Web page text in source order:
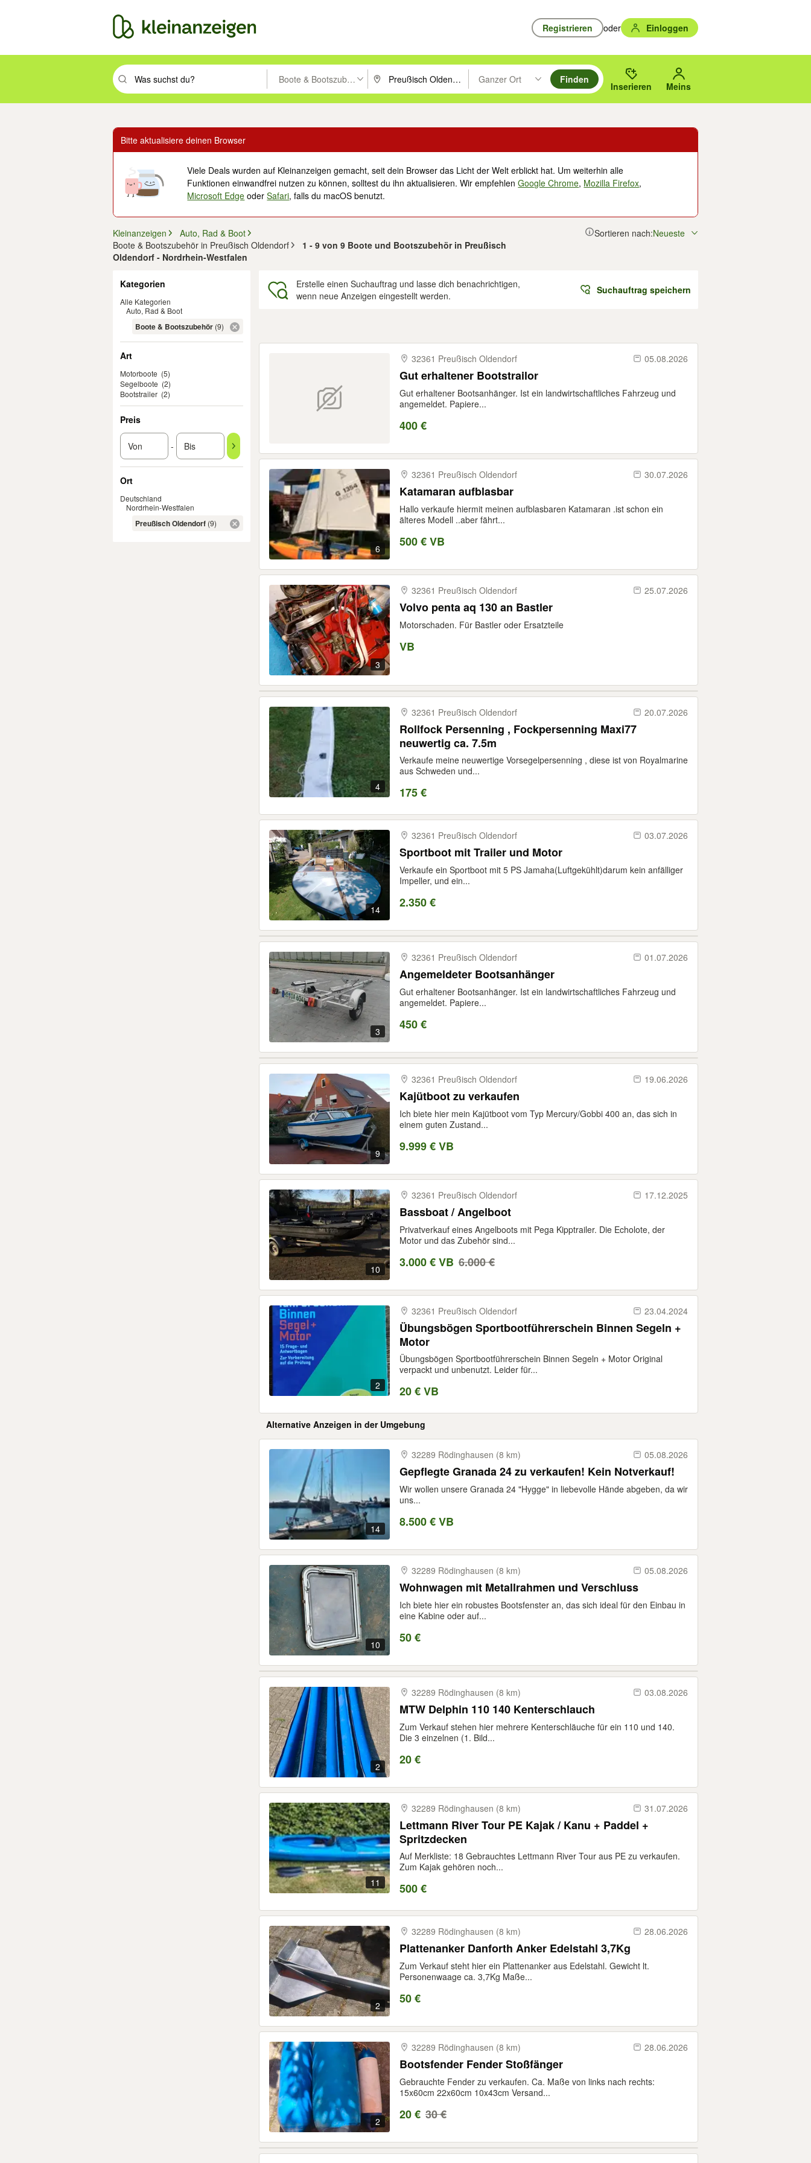
Registrieren oder Einloggen
Suchbegriff eingeben. Eingabetaste drücken um zu suchen, oder Vorschläge mit den Pfeiltasten nach oben/unten durchsuchen und mit Eingabetaste auswählen.
Boote & Bootszubehör PLZ oder Ort eingeben. Eingabetaste drücken um zu suchen, oder Vorschläge mit den Pfeiltasten nach oben/
Ganzer Ort
Suche im Umkreis des gewählten Orts oder PLZ.
Finden
Inserieren Meins
Bitte aktualisiere deinen Browser
Viele Deals wurden auf Kleinanzeigen gemacht, seit dein Browser das Licht der Welt erblickt hat. Um weiterhin alle
Funktionen einwandfrei nutzen zu können, solltest du ihn aktualisieren. Wir empfehlenGoogle Chrome, Mozilla Firefox,
Microsoft Edge oderSafari, falls du macOS benutzt.
Kleinanzeigen
Auto, Rad & Boot
Boote & Bootszubehör in Preußisch Oldendorf
1 - 9 von 9 Boote und Bootszubehör in Preußisch
Oldendorf - Nordrhein-Westfalen
Sortieren nach:Neueste
Kategorien
Alle Kategorien
Auto, Rad & Boot
Boote & Bootszubehör (9)
Art
Motorboote (5)
Segelboote (2)
Bootstrailer (2)
Preis
-
Ort
Deutschland
Nordrhein-Westfalen
Preußisch Oldendorf (9)
Erstelle einen Suchauftrag und lasse dich benachrichtigen,
wenn neue Anzeigen eingestellt werden.
Suchauftrag speichern
32361 Preußisch Oldendorf
05.08.2026
Gut erhaltener Bootstrailor
Gut erhaltener Bootsanhänger. Ist ein landwirtschaftliches Fahrzeug und
angemeldet. Papiere...
400 €
6
32361 Preußisch Oldendorf 30.07.2026
Katamaran aufblasbar
Hallo verkaufe hiermit meinen aufblasbaren Katamaran .ist schon ein
älteres Modell ..aber fährt...
500 € VB
3
32361 Preußisch Oldendorf 25.07.2026
Volvo penta aq 130 an Bastler
Motorschaden. Für Bastler oder Ersatzteile
VB
4
32361 Preußisch Oldendorf 20.07.2026
Rollfock Persenning , Fockpersenning Maxi77
neuwertig ca. 7.5m
Verkaufe meine neuwertige Vorsegelpersenning , diese ist von Royalmarine
aus Schweden und...
175 €
14
32361 Preußisch Oldendorf 03.07.2026
Sportboot mit Trailer und Motor
Verkaufe ein Sportboot mit 5 PS Jamaha(Luftgekühlt)darum kein anfälliger
Impeller, und ein...
2.350 €
3
32361 Preußisch Oldendorf 01.07.2026
Angemeldeter Bootsanhänger
Gut erhaltener Bootsanhänger. Ist ein landwirtschaftliches Fahrzeug und
angemeldet. Papiere...
450 €
9
32361 Preußisch Oldendorf 19.06.2026
Kajütboot zu verkaufen
Ich biete hier mein Kajütboot vom Typ Mercury/Gobbi 400 an, das sich in
einem guten Zustand...
9.999 € VB
10
32361 Preußisch Oldendorf 17.12.2025
Bassboat / Angelboot
Privatverkauf eines Angelboots mit Pega Kipptrailer. Die Echolote, der
Motor und das Zubehör sind...
3.000 € VB 6.000 €
2
32361 Preußisch Oldendorf 23.04.2024
Übungsbögen Sportbootführerschein Binnen Segeln +
Motor
Übungsbögen Sportbootführerschein Binnen Segeln + Motor Original
verpackt und unbenutzt. Leider für...
20 € VB
Alternative Anzeigen in der Umgebung
14
32289 Rödinghausen (8 km) 05.08.2026
Gepflegte Granada 24 zu verkaufen! Kein Notverkauf!
Wir wollen unsere Granada 24 "Hygge" in liebevolle Hände abgeben, da wir
uns...
8.500 € VB
10
32289 Rödinghausen (8 km) 05.08.2026
Wohnwagen mit Metallrahmen und Verschluss
Ich biete hier ein robustes Bootsfenster an, das sich ideal für den Einbau in
eine Kabine oder auf...
50 €
2
32289 Rödinghausen (8 km) 03.08.2026
MTW Delphin 110 140 Kenterschlauch
Zum Verkauf stehen hier mehrere Kenterschläuche für ein 110 und 140.
Die 3 einzelnen (1. Bild...
20 €
11
32289 Rödinghausen (8 km) 31.07.2026
Lettmann River Tour PE Kajak / Kanu + Paddel +
Spritzdecken
Auf Merkliste: 18 Gebrauchtes Lettmann River Tour aus PE zu verkaufen.
Zum Kajak gehören noch...
500 €
2
32289 Rödinghausen (8 km) 28.06.2026
Plattenanker Danforth Anker Edelstahl 3,7Kg
Zum Verkauf steht hier ein Plattenanker aus Edelstahl. Gewicht lt.
Personenwaage ca. 3,7Kg Maße...
50 €
2
32289 Rödinghausen (8 km) 28.06.2026
Bootsfender Fender Stoßfänger
Gebrauchte Fender zu verkaufen. Ca. Maße von links nach rechts:
15x60cm 22x60cm 10x43cm Versand...
20 € 30 €